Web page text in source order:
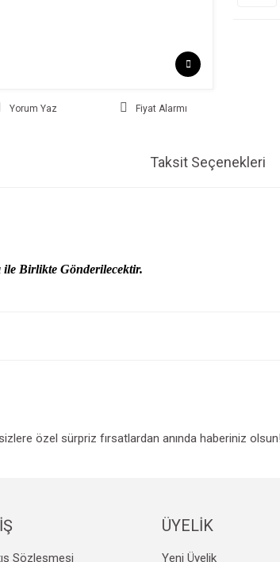
Yorum Yaz Fiyat Alarmı
Taksit Seçenekleri
ile Birlikte Gönderilecektir.
özel sürpriz fırsatlardan anında haberiniz olsun!
Sözleşmesi
ÜYELİK
Yeni Üyelik